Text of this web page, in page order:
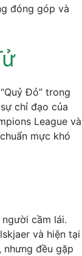
đóng góp và
Đỏ” trong
chỉ đạo của
League và
mực khó
cầm lái.
và hiện tại
đều gặp